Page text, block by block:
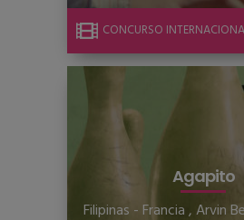
Agapito
Filipinas - Francia,Arvin